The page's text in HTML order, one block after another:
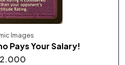
Images
Pays Your Salary!